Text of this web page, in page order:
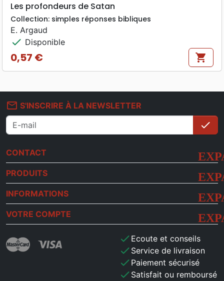
Les profondeurs de Satan
Collection: simples réponses bibliques
E. Argaud
check Disponible
Prix
0,57 € shopping_cart
mail_outline S'INSCRIRE À LA NEWSLETTER
check
CONTACT
PRODUITS
INFORMATIONS
VOTRE COMPTE
check Ecoute et conseils
check Service de livraison
check Paiement sécurisé
check Satisfait ou remboursé